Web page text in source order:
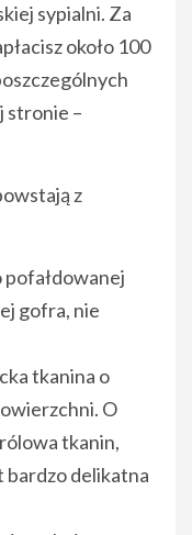
sypialni. Za
około 100
stronie –
z
pofałdowanej
gofra, nie
tkanina o
O
tkanin,
bardzo delikatna